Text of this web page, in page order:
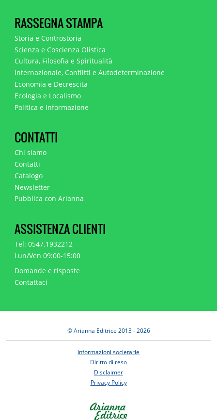
RASSEGNA STAMPA
Storia e Controstoria
Scienza e Coscienza Olistica
Cultura, Filosofia e Spiritualità
Internazionale, Conflitti e Autodeterminazione
Economia e Decrescita
Ecologia e Localismo
Politica e Informazione
CONTATTI
Chi siamo
Contatti
Catalogo
Newsletter
Pubblica con Arianna
ASSISTENZA CLIENTI
Tel: 0547.1932212
Lun/Ven 09:00-15:00
Domande e risposte
Contattaci
© Arianna Editrice 2013 - 2026
Informazioni societarie
Diritto di reso
Disclaimer
Privacy Policy